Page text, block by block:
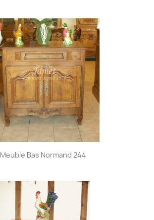
Meuble Bas Normand 244